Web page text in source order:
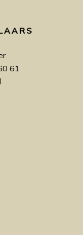
61